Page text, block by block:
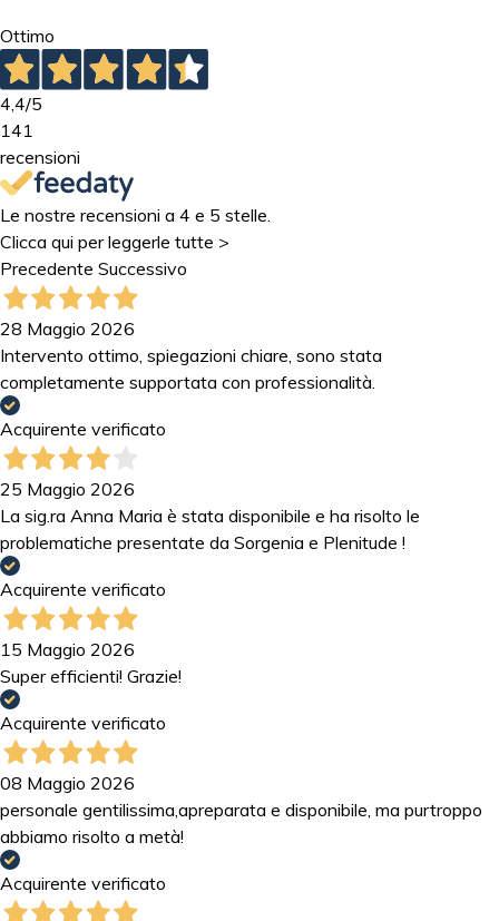
Ottimo
4,4/5
141
recensioni
Le nostre recensioni a 4 e 5 stelle.
Clicca qui per leggerle tutte >
Precedente Successivo
28 Maggio 2026
Intervento ottimo, spiegazioni chiare, sono stata
completamente supportata con professionalità.
Acquirente verificato
25 Maggio 2026
La sig.ra Anna Maria è stata disponibile e ha risolto le
problematiche presentate da Sorgenia e Plenitude !
Acquirente verificato
15 Maggio 2026
Super efficienti! Grazie!
Acquirente verificato
08 Maggio 2026
personale gentilissima,apreparata e disponibile, ma purtroppo
abbiamo risolto a metà!
Acquirente verificato